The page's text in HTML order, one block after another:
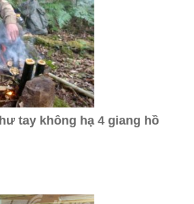
tay không hạ 4 giang hồ